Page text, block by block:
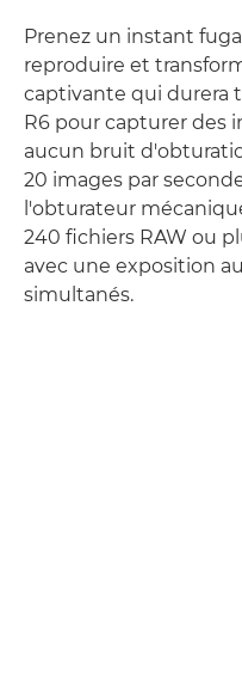
Prenez un instant
reproduire et
captivante qui durera
R6 pour capturer des
aucun bruit
20 images par
l'obturateur
240 fichiers RAW ou
avec une exposition
simultanés.